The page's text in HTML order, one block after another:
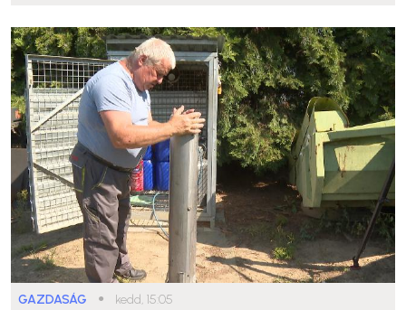
GAZDASÁG ● kedd, 15:05